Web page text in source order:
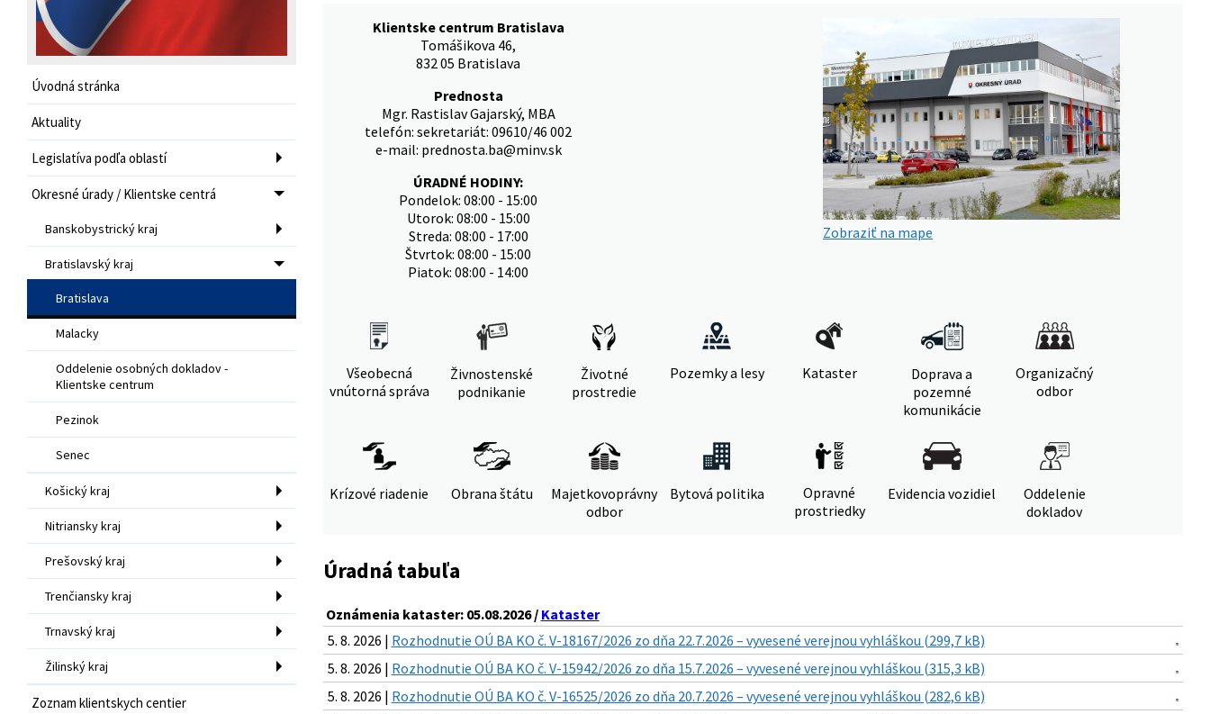
Úvodná stránka
Aktuality
Legislatíva podľa oblastí
Okresné úrady / Klientske centrá
Banskobystrický kraj
Bratislavský kraj
Bratislava
Malacky
Oddelenie osobných dokladov -
Klientske centrum
Pezinok
Senec
Košický kraj
Nitriansky kraj
Prešovský kraj
Trenčiansky kraj
Trnavský kraj
Žilinský kraj
Zoznam klientskych centier
Klientske centrum Bratislava
Tomášikova 46,
832 05 Bratislava
Prednosta
Mgr. Rastislav Gajarský, MBA
telefón: sekretariát: 09610/46 002
e-mail: prednosta.ba@minv.sk
ÚRADNÉ HODINY:
Pondelok: 08:00 - 15:00
Utorok: 08:00 - 15:00
Streda: 08:00 - 17:00
Štvrtok: 08:00 - 15:00
Piatok: 08:00 - 14:00
Zobraziť na mape
Všeobecná
vnútorná správa
Živnostenské
podnikanie
Životné
prostredie
Pozemky a lesy Kataster
Doprava a
pozemné
komunikácie
Organizačný
odbor
Krízové riadenie Obrana štátu
Majetkovoprávny
odbor
Bytová politika
Opravné
prostriedky
Evidencia vozidiel
Oddelenie
dokladov
Úradná tabuľa
Oznámenia kataster: 05.08.2026 / Kataster
5. 8. 2026 | Rozhodnutie OÚ BA KO č. V-18167/2026 zo dňa 22.7.2026 – vyvesené verejnou vyhláškou (299,7 kB)
5. 8. 2026 | Rozhodnutie OÚ BA KO č. V-15942/2026 zo dňa 15.7.2026 – vyvesené verejnou vyhláškou (315,3 kB)
5. 8. 2026 | Rozhodnutie OÚ BA KO č. V-16525/2026 zo dňa 20.7.2026 – vyvesené verejnou vyhláškou (282,6 kB)